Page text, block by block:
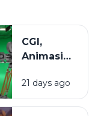
CGI,
Animasi
Stop
Motion:
21 days ago